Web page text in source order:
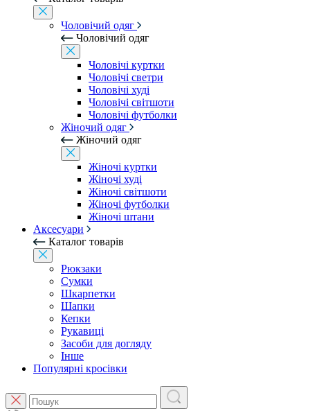
Чоловічий одяг
Чоловічий одяг
Чоловічі куртки
Чоловічі светри
Чоловічі худі
Чоловічі світшоти
Чоловічі футболки
Жіночий одяг
Жіночий одяг
Жіночі куртки
Жіночі худі
Жіночі світшоти
Жіночі футболки
Жіночі штани
Аксесуари
Каталог товарів
Рюкзаки
Сумки
Шкарпетки
Шапки
Кепки
Рукавиці
Засоби для догляду
Інше
Популярні кросівки